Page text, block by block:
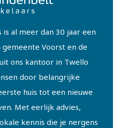
al meer dan 30 jaar een
Voorst en de
ons kantoor in Twello
door belangrijke
huis tot een nieuwe
Met eerlijk advies,
kennis die je nergens